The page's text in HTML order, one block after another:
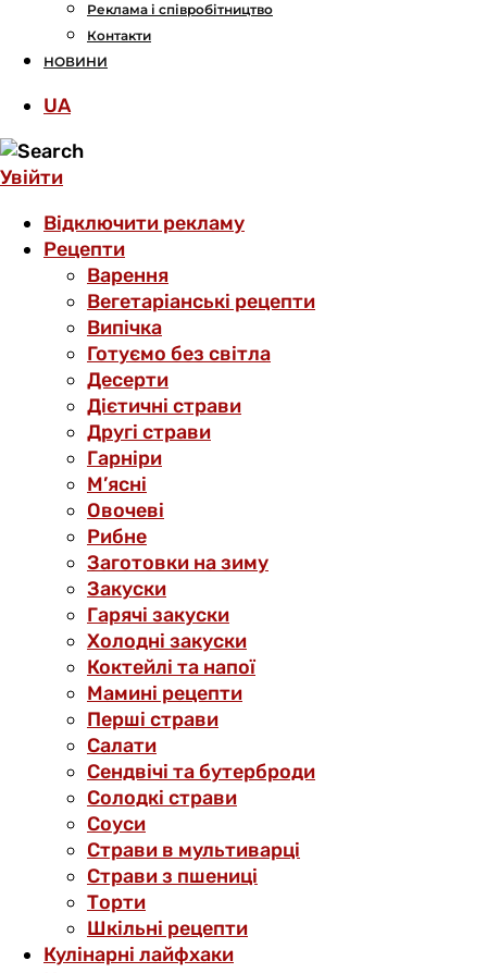
Реклама і співробітництво
Контакти
НОВИНИ
UA
Увійти
Відключити рекламу
Рецепти
Варення
Вегетаріанські рецепти
Випічка
Готуємо без світла
Десерти
Дієтичні страви
Другі страви
Гарніри
М’ясні
Овочеві
Рибне
Заготовки на зиму
Закуски
Гарячі закуски
Холодні закуски
Коктейлі та напої
Мамині рецепти
Перші страви
Салати
Сендвічі та бутерброди
Солодкі страви
Соуси
Страви в мультиварці
Страви з пшениці
Торти
Шкільні рецепти
Кулінарні лайфхаки